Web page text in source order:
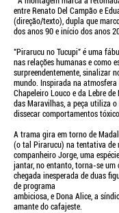
entre Renato Del Campão e
(direção/texto), dupla que
dos anos 90 e início dos anos
"Pirarucu no Tucupi" é uma
nas relações humanas e como
surpreendentemente, sinalizar
mundo. Inspirada na atmosfera
Chapeleiro Louco e da Lebre
das Maravilhas, a peça utiliza
dissecar comportamentos
A trama gira em torno de
(o tal Pirarucu) na tentativa de
companheiro Jorge, uma
jantar, no entanto, torna-se um
chegada inesperada de duas
de programa
ambiciosa, e Dona Alice, a
amante do cafajeste.